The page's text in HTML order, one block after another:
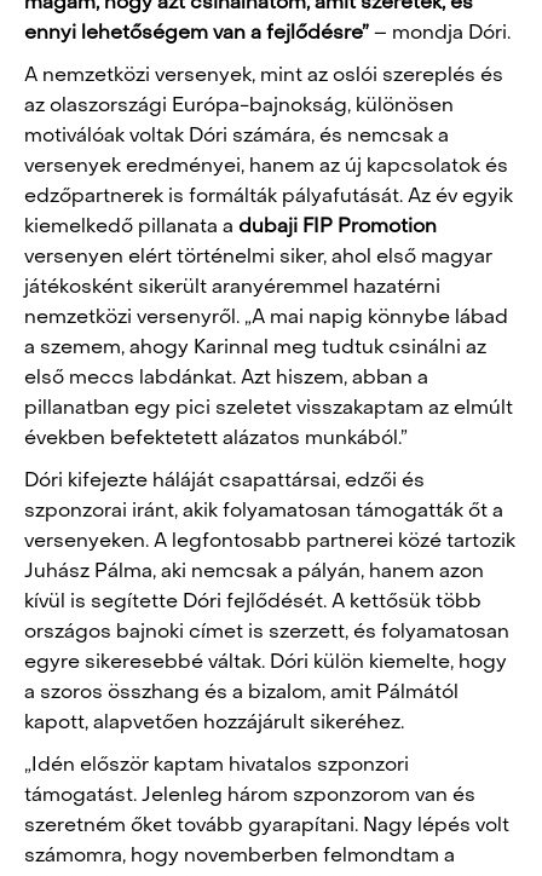
ennyi lehetőségem van a fejlődésre” – mondja Dóri.
A nemzetközi versenyek, mint az oslói szereplés és
az olaszországi Európa-bajnokság, különösen
motiválóak voltak Dóri számára, és nemcsak a
versenyek eredményei, hanem az új kapcsolatok és
edzőpartnerek is formálták pályafutását. Az év egyik
kiemelkedő pillanata a dubaji FIP Promotion
versenyen elért történelmi siker, ahol első magyar
játékosként sikerült aranyéremmel hazatérni
nemzetközi versenyről. „A mai napig könnybe lábad
a szemem, ahogy Karinnal meg tudtuk csinálni az
első meccs labdánkat. Azt hiszem, abban a
pillanatban egy pici szeletet visszakaptam az elmúlt
években befektetett alázatos munkából.”
Dóri kifejezte háláját csapattársai, edzői és
szponzorai iránt, akik folyamatosan támogatták őt a
versenyeken. A legfontosabb partnerei közé tartozik
Juhász Pálma, aki nemcsak a pályán, hanem azon
kívül is segítette Dóri fejlődését. A kettősük több
országos bajnoki címet is szerzett, és folyamatosan
egyre sikeresebbé váltak. Dóri külön kiemelte, hogy
a szoros összhang és a bizalom, amit Pálmától
kapott, alapvetően hozzájárult sikeréhez.
„Idén először kaptam hivatalos szponzori
támogatást. Jelenleg három szponzorom van és
szeretném őket tovább gyarapítani. Nagy lépés volt
számomra, hogy novemberben felmondtam a